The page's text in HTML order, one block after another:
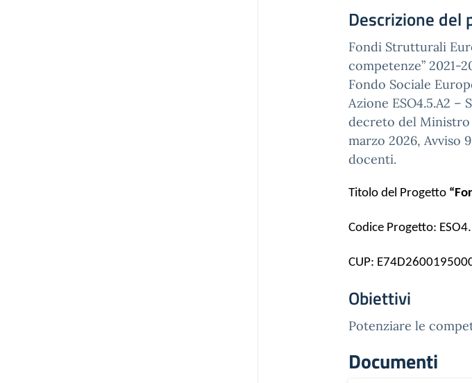
Descrizione del
Fondi Strutturali
competenze” 2021-
Fondo Sociale
Azione ESO4.5.A2 –
decreto del Ministro
marzo 2026, Avviso
docenti.
Titolo del Progetto
Codice Progetto:
CUP:
Obiettivi
Potenziare le
Documenti